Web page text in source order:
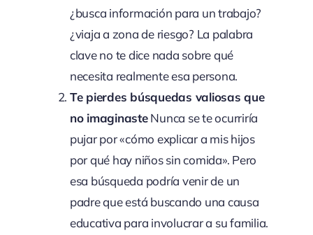
¿busca información para un trabajo?
¿viaja a zona de riesgo? La palabra
clave no te dice nada sobre qué
necesita realmente esa persona.
Te pierdes búsquedas valiosas que
no imaginasteNunca se te ocurriría
pujar por «cómo explicar a mis hijos
por qué hay niños sin comida». Pero
esa búsqueda podría venir de un
padre que está buscando una causa
educativa para involucrar a su familia.